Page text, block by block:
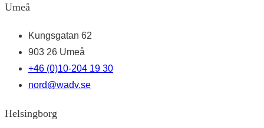
Umeå
Kungsgatan 62
903 26 Umeå
+46 (0)10-204 19 30
nord@wadv.se
Helsingborg